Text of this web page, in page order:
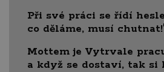
Při své práci se řídí
co děláme, musí
Mottem je Vytrvale
a když se dostaví, tak si